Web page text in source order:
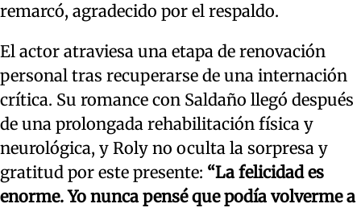
remarcó, agradecido por el respaldo.
El actor atraviesa una etapa de renovación
personal tras recuperarse de una internación
crítica. Su romance con Saldaño llegó después
de una prolongada rehabilitación física y
neurológica, y Roly no oculta la sorpresa y
gratitud por este presente: “La felicidad es
enorme. Yo nunca pensé que podía volverme a